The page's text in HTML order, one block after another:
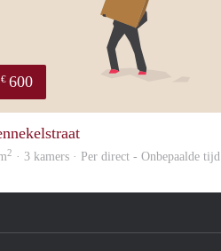
€ 600
2 · 3 kamers · Per direct - Onbepaalde tijd